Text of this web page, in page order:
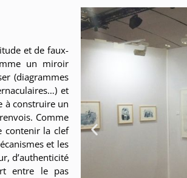
et de faux-
un miroir
(diagrammes
et
à construire un
Comme
contenir la clef
et les
d’authenticité
entre le pas